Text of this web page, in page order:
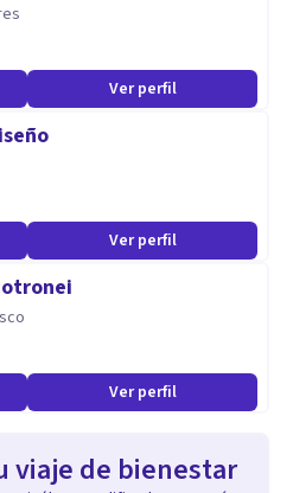
Ver perfil
Ver perfil
Ver perfil
viaje de bienestar